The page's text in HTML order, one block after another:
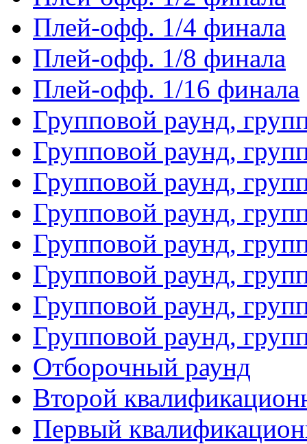
Плей-офф. 1/4 финала
Плей-офф. 1/8 финала
Плей-офф. 1/16 финала
Групповой раунд,
Групповой раунд,
Групповой раунд,
Групповой раунд,
Групповой раунд,
Групповой раунд,
Групповой раунд,
Групповой раунд,
Отборочный раунд
Второй
Первый